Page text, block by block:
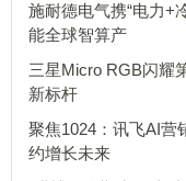
施耐德电气携“电力+
能全球智算产
三星Micro RGB闪耀
新标杆
聚焦1024：讯飞AI营
约增长未来